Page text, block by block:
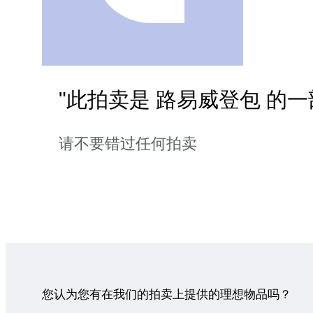
"此拍卖是 路易威登包 的
请不要错过任何拍卖
您认为您有在我们的拍卖上提供的理想物品吗？